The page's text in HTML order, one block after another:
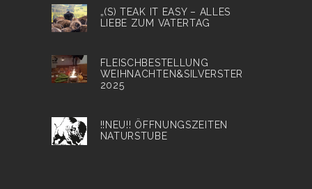
„(S) TEAK IT EASY – ALLES
LIEBE ZUM VATERTAG
FLEISCHBESTELLUNG
WEIHNACHTEN&SILVERSTER
2025
!!NEU!! ÖFFNUNGSZEITEN
NATURSTUBE